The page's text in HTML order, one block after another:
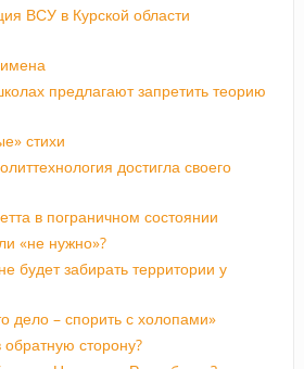
ВСУ в Курской области
предлагают запретить теорию
стихи
достигла своего
в пограничном состоянии
«не нужно»?
будет забирать территории у
дело – спорить с холопами»
сторону?